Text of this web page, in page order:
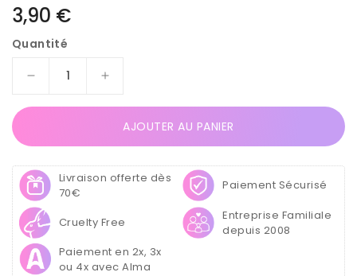
Prix
habituel
3,90 €
Quantité
Réduire
Gel
Color
Pro
5ml
4793
-
Magenta
Flash
Augmenter
Gel
Color
Pro
4793
Magenta
Flash
AJOUTER AU PANIER
Livraison offerte dès
70€
Paiement Sécurisé
Cruelty Free
Entreprise Familiale
depuis 2008
Paiement en 2x, 3x
ou 4x avec Alma